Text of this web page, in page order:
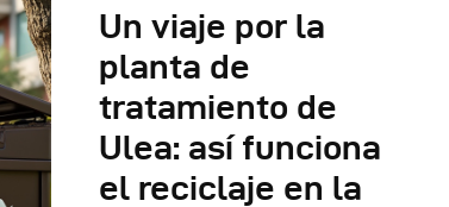
Un viaje por la
planta de
tratamiento de
Ulea: así funciona
el reciclaje en la